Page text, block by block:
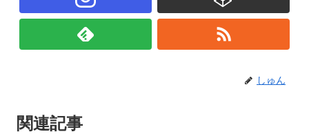
しゅん
関連記事